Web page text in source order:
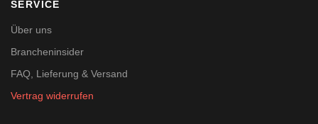
SERVICE
Über uns
Brancheninsider
FAQ, Lieferung & Versand
Vertrag widerrufen